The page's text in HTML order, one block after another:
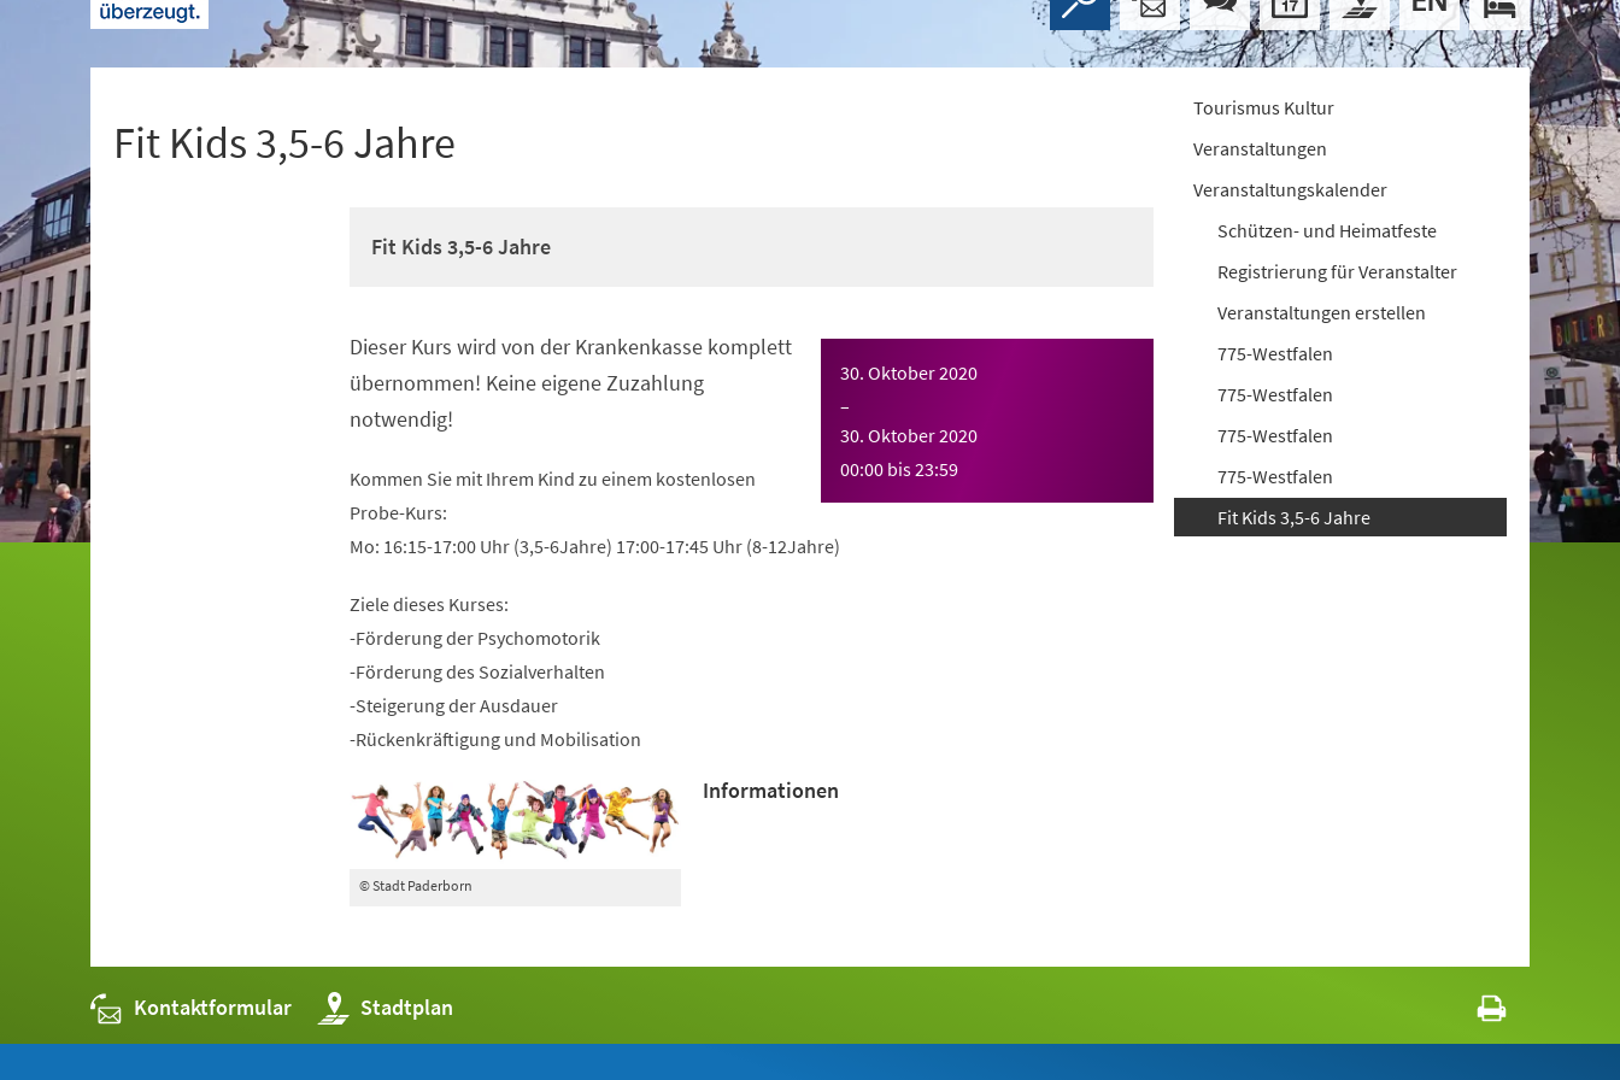
Fit Kids 3,5-6 Jahre
Fit Kids 3,5-6 Jahre
30. Oktober 2020
–
30. Oktober 2020
00:00 bis23:59
Dieser Kurs wird von der Krankenkasse komplett
übernommen! Keine eigene Zuzahlung
notwendig!
Kommen Sie mit Ihrem Kind zu einem kostenlosen
Probe-Kurs:
Mo: 16:15-17:00 Uhr (3,5-6Jahre) 17:00-17:45 Uhr (8-12Jahre)
Ziele dieses Kurses:
-Förderung der Psychomotorik
-Förderung des Sozialverhalten
-Steigerung der Ausdauer
-Rückenkräftigung und Mobilisation
© Stadt Paderborn
Informationen
Tourismus Kultur
Veranstaltungen
Veranstaltungskalender
Schützen- und Heimatfeste
Registrierung für Veranstalter
Veranstaltungen erstellen
775-Westfalen
775-Westfalen
775-Westfalen
775-Westfalen
Fit Kids 3,5-6 Jahre
Kontaktformular Stadtplan
(Öffnet
in
einem